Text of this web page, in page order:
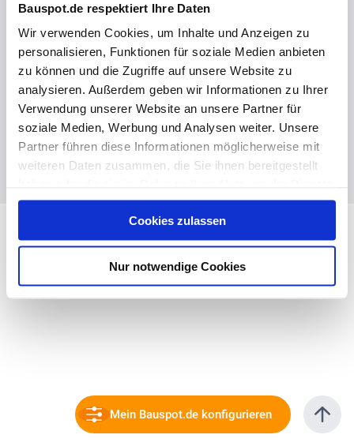
Bauspot.de respektiert Ihre Daten
Wir verwenden Cookies, um Inhalte und Anzeigen zu
personalisieren, Funktionen für soziale Medien anbieten
zu können und die Zugriffe auf unsere Website zu
analysieren. Außerdem geben wir Informationen zu Ihrer
Verwendung unserer Website an unsere Partner für
soziale Medien, Werbung und Analysen weiter. Unsere
Partner führen diese Informationen möglicherweise mit
weiteren Daten zusammen, die Sie ihnen bereitgestellt
gesammelt haben. Hier finden Sie Informationen zum
und unserImpressum.
Cookies zulassen
Nur notwendige Cookies
Ihr Weg zum Raumakustikprofi
Mein Bauspot.de konfigurieren